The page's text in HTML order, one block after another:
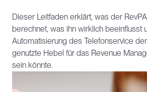
Dieser Leitfaden erklärt, was der
berechnet, was ihn wirklich beeinflusst
Automatisierung des Telefonservice
genutzte Hebel für das Revenue
sein könnte.